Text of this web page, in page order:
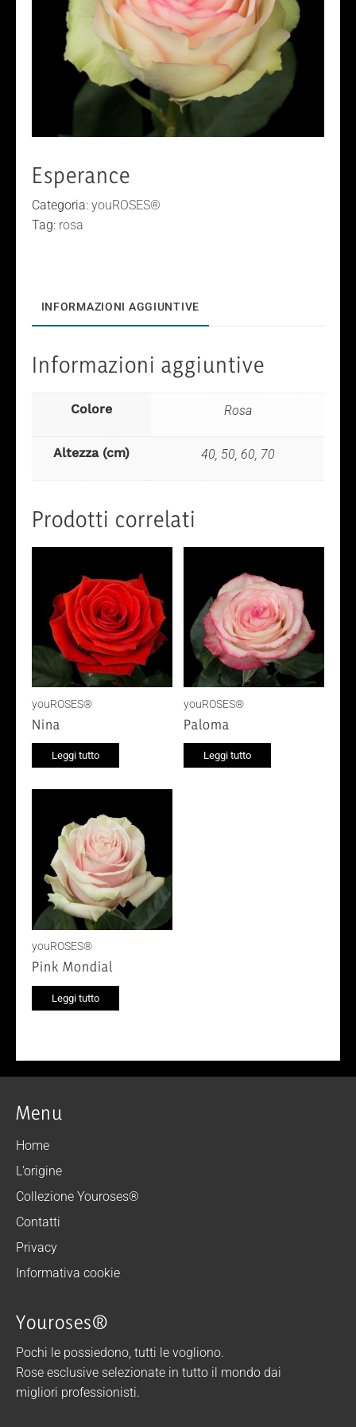
Esperance
Categoria: youROSES®
Tag: rosa
INFORMAZIONI AGGIUNTIVE
Informazioni aggiuntive
Colore Rosa
Altezza (cm) 40, 50, 60, 70
Prodotti correlati
youROSES®
Nina
Leggi tutto
youROSES®
Paloma
Leggi tutto
youROSES®
Pink Mondial
Leggi tutto
Menu
Home
L’origine
Collezione Youroses®
Contatti
Privacy
Informativa cookie
Youroses®
Pochi le possiedono, tutti le vogliono.
Rose esclusive selezionate in tutto il mondo dai
migliori professionisti.